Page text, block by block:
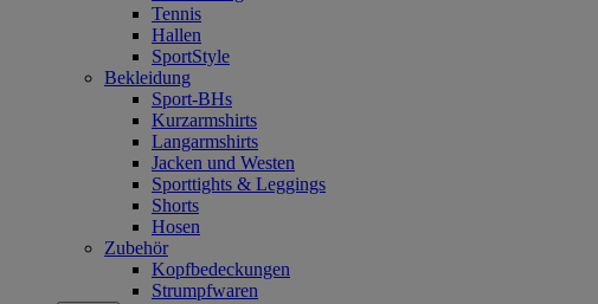
Tennis
Hallen
SportStyle
Bekleidung
Sport-BHs
Kurzarmshirts
Langarmshirts
Jacken und Westen
Sporttights & Leggings
Shorts
Hosen
Zubehör
Kopfbedeckungen
Strumpfwaren